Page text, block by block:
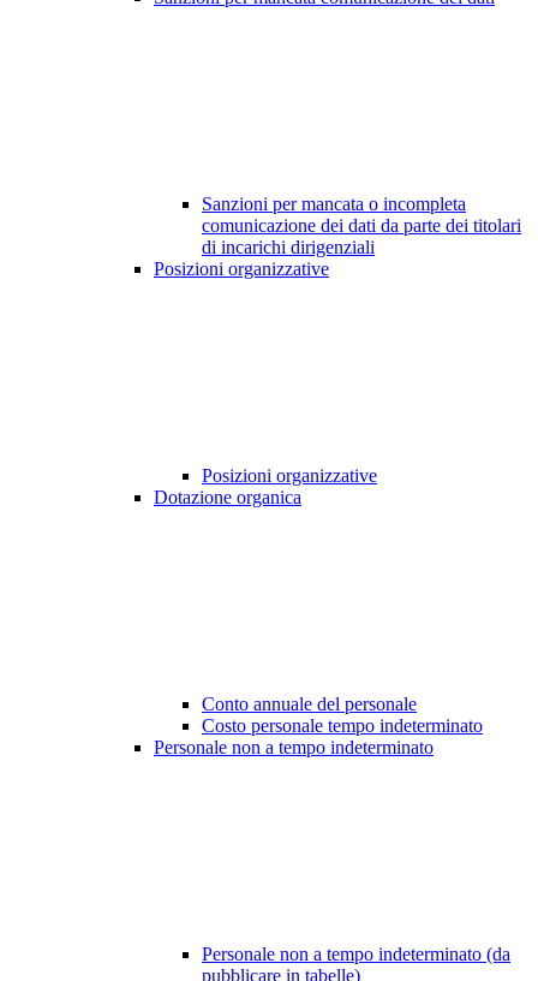
Sanzioni per mancata o incompleta
comunicazione dei dati da parte dei titolari
di incarichi dirigenziali
Posizioni organizzative
Posizioni organizzative
Dotazione organica
Conto annuale del personale
Costo personale tempo indeterminato
Personale non a tempo indeterminato
Personale non a tempo indeterminato (da
pubblicare in tabelle)